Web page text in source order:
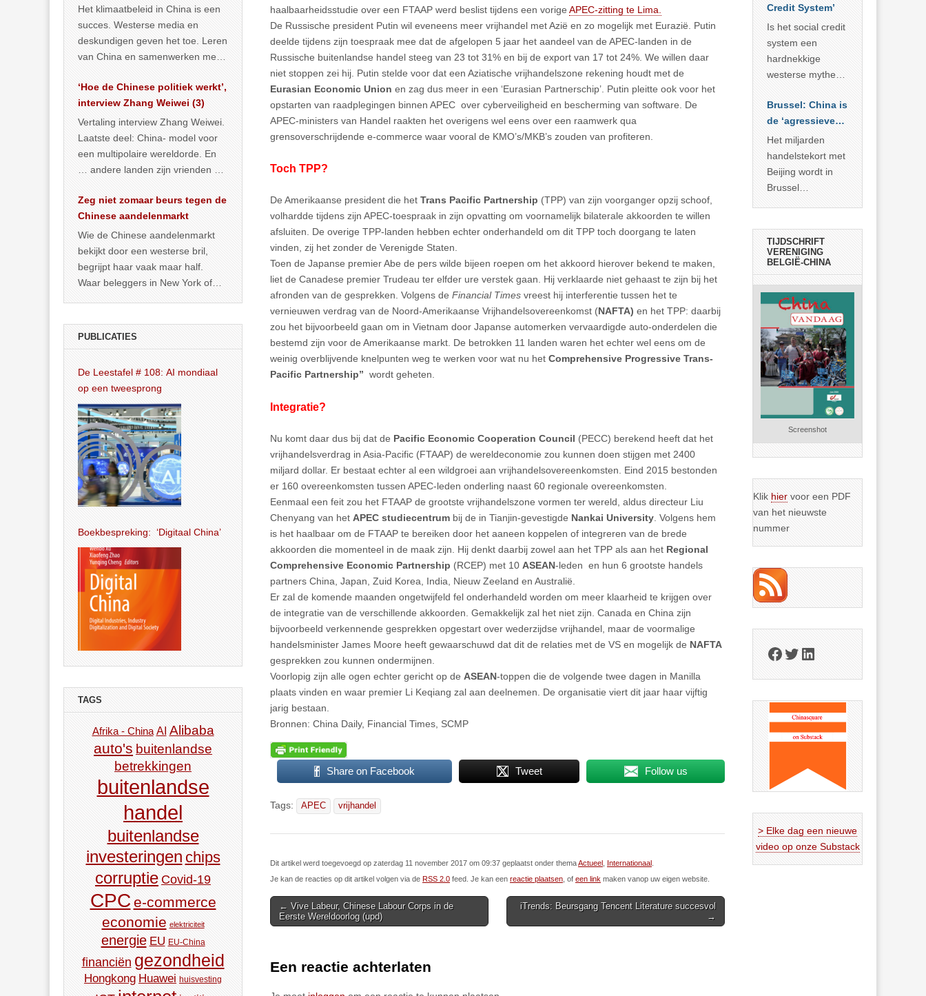
haalbaarheidsstudie over een FTAAP werd beslist tijdens een vorige APEC-zitting te Lima.
De Russische president Putin wil eveneens meer vrijhandel met Azië en zo mogelijk met Eurazië. Putin
deelde tijdens zijn toespraak mee dat de afgelopen 5 jaar het aandeel van de APEC-landen in de
Russische buitenlandse handel steeg van 23 tot 31% en bij de export van 17 tot 24%. We willen daar
niet stoppen zei hij. Putin stelde voor dat een Aziatische vrijhandelszone rekening houdt met de
Eurasian Economic Union en zag dus meer in een ‘Eurasian Partnerschip’. Putin pleitte ook voor het
opstarten van raadplegingen binnen APEC over cyberveiligheid en bescherming van software. De
APEC-ministers van Handel raakten het overigens wel eens over een raamwerk qua
grensoverschrijdende e-commerce waar vooral de KMO’s/MKB’s zouden van profiteren.
Toch TPP?
De Amerikaanse president die het Trans Pacific Partnership (TPP) van zijn voorganger opzij schoof,
volhardde tijdens zijn APEC-toespraak in zijn opvatting om voornamelijk bilaterale akkoorden te willen
afsluiten. De overige TPP-landen hebben echter onderhandeld om dit TPP toch doorgang te laten
vinden, zij het zonder de Verenigde Staten.
Toen de Japanse premier Abe de pers wilde bijeen roepen om het akkoord hierover bekend te maken,
liet de Canadese premier Trudeau ter elfder ure verstek gaan. Hij verklaarde niet gehaast te zijn bij het
afronden van de gesprekken. Volgens de Financial Times vreest hij interferentie tussen het te
vernieuwen verdrag van de Noord-Amerikaanse Vrijhandelsovereenkomst (NAFTA) en het TPP: daarbij
zou het bijvoorbeeld gaan om in Vietnam door Japanse automerken vervaardigde auto-onderdelen die
bestemd zijn voor de Amerikaanse markt. De betrokken 11 landen waren het echter wel eens om de
weinig overblijvende knelpunten weg te werken voor wat nu het Comprehensive Progressive Trans-
Pacific Partnership” wordt geheten.
Integratie?
Nu komt daar dus bij dat de Pacific Economic Cooperation Council (PECC) berekend heeft dat het
vrijhandelsverdrag in Asia-Pacific (FTAAP) de wereldeconomie zou kunnen doen stijgen met 2400
miljard dollar. Er bestaat echter al een wildgroei aan vrijhandelsovereenkomsten. Eind 2015 bestonden
er 160 overeenkomsten tussen APEC-leden onderling naast 60 regionale overeenkomsten.
Eenmaal een feit zou het FTAAP de grootste vrijhandelszone vormen ter wereld, aldus directeur Liu
Chenyang van het APEC studiecentrum bij de in Tianjin-gevestigde Nankai University . Volgens hem
is het haalbaar om de FTAAP te bereiken door het aaneen koppelen of integreren van de brede
akkoorden die momenteel in de maak zijn. Hij denkt daarbij zowel aan het TPP als aan het Regional
Comprehensive Economic Partnership (RCEP) met 10 ASEAN-leden en hun 6 grootste handels
partners China, Japan, Zuid Korea, India, Nieuw Zeeland en Australië.
Er zal de komende maanden ongetwijfeld fel onderhandeld worden om meer klaarheid te krijgen over
de integratie van de verschillende akkoorden. Gemakkelijk zal het niet zijn. Canada en China zijn
bijvoorbeeld verkennende gesprekken opgestart over wederzijdse vrijhandel, maar de voormalige
handelsminister James Moore heeft gewaarschuwd dat dit de relaties met de VS en mogelijk de NAFTA
gesprekken zou kunnen ondermijnen.
Voorlopig zijn alle ogen echter gericht op de ASEAN-toppen die de volgende twee dagen in Manilla
plaats vinden en waar premier Li Keqiang zal aan deelnemen. De organisatie viert dit jaar haar vijftig
jarig bestaan.
Bronnen: China Daily, Financial Times, SCMP
Share on Facebook Tweet Follow us
Tags: APEC vrijhandel
Dit artikel werd toegevoegd op zaterdag 11 november 2017 om 09:37 geplaatst onder themaActueel Internationaal
Je kan de reacties op dit artikel volgen via de RSS 2.0 feed. Je kan een reactie plaatsen , of een link maken vanop uw eigen website.
Post
navigation
← Vive Labeur, Chinese Labour Corps in de
Eerste Wereldoorlog (upd)
iTrends: Beursgang Tencent Literature succesvol
→
Een reactie achterlaten
Het klimaatbeleid in China is een
succes. Westerse media en
deskundigen geven het toe. Leren
van China en samenwerken met
… >> lees meer
‘Hoe de Chinese politiek werkt’,
interview Zhang Weiwei (3)
Vertaling interview Zhang Weiwei.
Laatste deel: China- model voor
een multipolaire wereldorde. En
… andere landen zijn vrienden of
Zeg niet zomaar beurs tegen de
Chinese aandelenmarkt
Wie de Chinese aandelenmarkt
bekijkt door een westerse bril,
begrijpt haar vaak maar half.
Waar beleggers in New York of
PUBLICATIES
De Leestafel # 108: AI mondiaal
op een tweesprong
Boekbespreking: ‘Digitaal China’
TAGS
Afrika - China AI Alibaba
auto's buitenlandse
betrekkingen
buitenlandse
handel
buitenlandse
investeringen chips
corruptie Covid-19
CPC e-commerce
economie elektriciteit
energie EU EU-China
financiën gezondheid
Hongkong Huawei huisvesting
jaar in slaagde
meer dan 800
miljoen mensen
uit de armoede
… >> lees meer
Credit System’
Is het social credit
system een
hardnekkige
westerse mythe of
realiteit in China?
Brussel: China is
de ‘agressieve
schuldige’
Het miljarden
handelstekort met
Beijing wordt in
Brussel
economische
agressie. In
werkelijkheid
verhult die
spectaculaire
rekensom vooral
de industriële
achterstand die
… >> lees meer
TIJDSCHRIFT
VERENIGING
BELGIË-CHINA
Screenshot
Klik hier voor een PDF
van het nieuwste
nummer
Facebook
Twitter
LinkedIn
> Elke dag een nieuwe
video op onze Substack